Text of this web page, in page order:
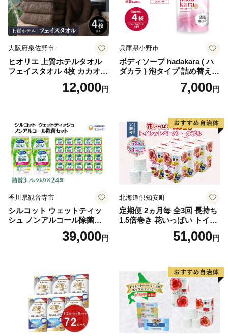
イレットペーパー [BDBH002
-1]
大阪府泉佐野市
ヒオリエ 上質ホテルタオル
フェイスタオル 4枚 カカオ
【タオル 泉州タオル 吸水 普
段使い 無地 シンプル 日用品
12,000円
兵庫県小野市
ボディソープ hadakara ( ハ
ダカラ ) 泡タイプ 詰め替え 4
40ml×4袋 ボディーソープ 泡
ボディソープ 泡 日用品 消耗
泡石鹸 石鹸 兵庫 兵庫県 小野
7,000円
香川県観音寺市
シルコット ウェットティッ
シュ ノンアルコール除菌詰
替（43枚×3P）×24袋 日用品
おもちゃ 拭き取り 手拭き 外
39,000円
北海道倶知安町
定期便 2ヵ月毎 全3回 長持ち
1.5倍巻き 花いっぱい トイレ
ットペーパー ダブル 45ｍ 計
72ロール 全18種 花柄 プリン
ー 消耗品 備蓄 送料無料 北海
道 倶知安町 日用品
51,000円